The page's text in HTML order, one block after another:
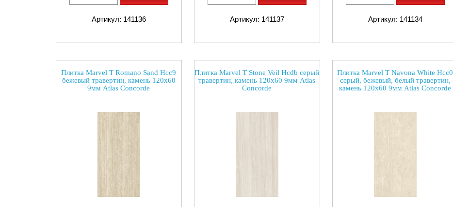
Артикул: 141136 Артикул: 141137 Артикул: 141134
Плитка Marvel T Romano Sand Hcc9
бежевый травертин, камень 120x60
9мм Atlas Concorde
Плитка Marvel T Stone Veil Hcdb серый
травертин, камень 120x60 9мм Atlas
Concorde
Плитка Marvel T Navona White Hcc0
серый, бежевый, белый травертин,
камень 120x60 9мм Atlas Concorde